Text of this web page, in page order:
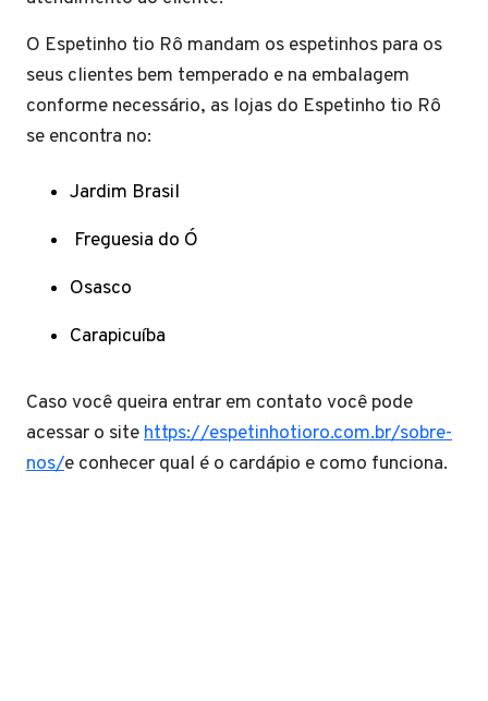
O Espetinho tio Rô mandam os espetinhos para os
seus clientes bem temperado e na embalagem
conforme necessário, as lojas do Espetinho tio Rô
se encontra no:
Jardim Brasil
Freguesia do Ó
Osasco
Carapicuíba
Caso você queira entrar em contato você pode
acessar o sitehttps://espetinhotioro.com.br/sobre-
nos/e conhecer qual é o cardápio e como funciona.